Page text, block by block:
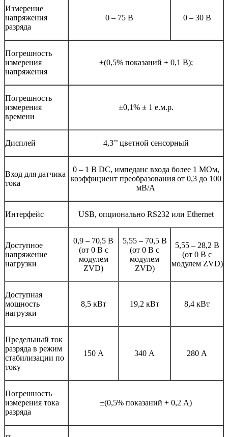
Измерение
напряжения
разряда
0 – 75 В 0 – 30 В
Погрешность
измерения
напряжения
±(0,5% показаний + 0,1 В);
Погрешность
измерения
времени
±0,1% ± 1 е.м.р.
Дисплей 4,3’’ цветной сенсорный
Вход для датчика
тока
0 – 1 В DC, импеданс входа более 1 МОм,
коэффициент преобразования от 0,3 до 100
мВ/А
Интерфейс USB, опционально RS232 или Ethernet
Доступное
напряжение
нагрузки
0,9 – 70,5 В
(от 0 В с
модулем
ZVD)
5,55 – 70,5 В
(от 0 В с
модулем
ZVD)
5,55 – 28,2 В
(от 0 В с
модулем ZVD)
Доступная
мощность
нагрузки
8,5 кВт 19,2 кВт 8,4 кВт
Предельный ток
разряда в режим
стабилизации по
току
150 А 340 А 280 А
Погрешность
измерения тока
разряда
±(0,5% показаний + 0,2 А)